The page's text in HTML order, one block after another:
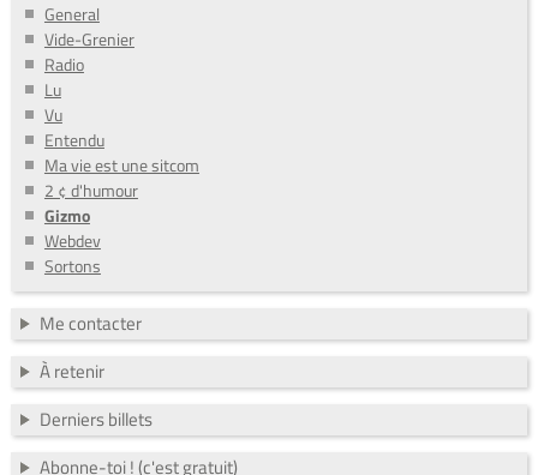
General
Vide-Grenier
Radio
Lu
Vu
Entendu
Ma vie est une sitcom
2 ¢ d'humour
Gizmo
Webdev
Sortons
Me contacter
À retenir
Derniers billets
Abonne-toi ! (c'est gratuit)